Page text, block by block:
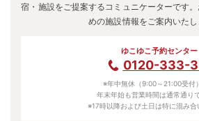
宿・施設をご提案するコミュニケーターです
めの施設情報をご案内いたし
ゆこゆこ予約センター
0120-333-
※年中無休（9:00～21:00受付
年末年始も営業時間は通常通りで
※17時以降および土日は特に混み合